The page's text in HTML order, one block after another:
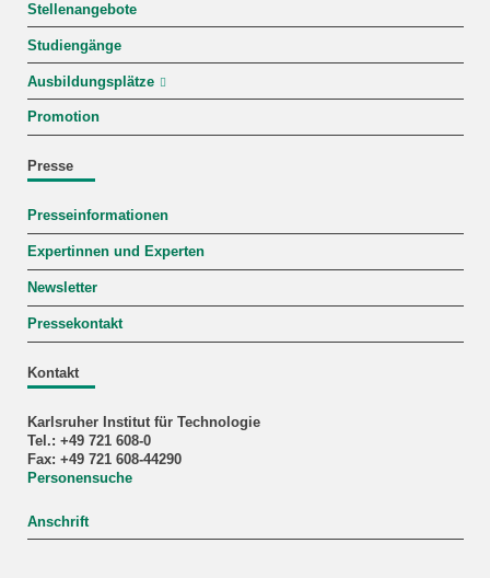
Stellenangebote
Studiengänge
Ausbildungsplätze
Promotion
Presse
Presseinformationen
Expertinnen und Experten
Newsletter
Pressekontakt
Kontakt
Karlsruher Institut für Technologie
Tel.: +49 721 608-0
Fax: +49 721 608-44290
Personensuche
Anschrift